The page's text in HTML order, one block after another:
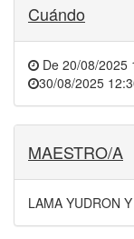
Cuándo
De 20/08/2025
30/08/2025
MAESTRO/A
LAMA YUDRON